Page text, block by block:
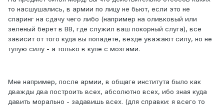
то насшушались, в армии по лицу не бьют, если это не
спаринг на сдачу чего либо (например на оливковый или
зеленый берет в ВВ, где служил ваш покорный слуга), все
зависит от того куда вы попадете, везде уважают силу, но не
тупую силу - а только в купе с мозгами.
Мне например, после армии, в общаге института было как
дважды два построить всех, абсолютно всех, ибо зная куда
давить морально - задавишь всех. (для справки: я всего то